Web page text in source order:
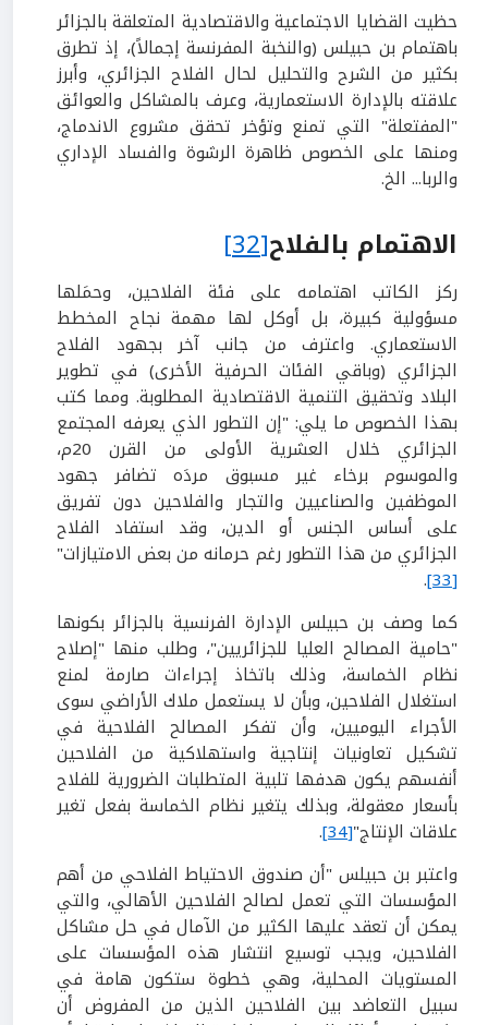
حظيت القضايا الاجتماعية والاقتصادية المتعلقة بالجزائر
باهتمام بن حبيلس (والنخبة المفرنسة إجمالاً)، إذ تطرق
بكثير من الشرح والتحليل لحال الفلاح الجزائري، وأبرز
علاقته بالإدارة الاستعمارية، وعرف بالمشاكل والعوائق
"المفتعلة" التي تمنع وتؤخر تحقق مشروع الاندماج،
ومنها على الخصوص ظاهرة الرشوة والفساد الإداري
والربا... الخ.
الاهتمام بالفلاح[32]
ركز الكاتب اهتمامه على فئة الفلاحين، وحمَلها
مسؤولية كبيرة، بل أوكل لها مهمة نجاح المخطط
الاستعماري. واعترف من جانب آخر بجهود الفلاح
الجزائري (وباقي الفئات الحرفية الأخرى) في تطوير
البلاد وتحقيق التنمية الاقتصادية المطلوبة. ومما كتب
بهذا الخصوص ما يلي: "إن التطور الذي يعرفه المجتمع
الجزائري خلال العشرية الأولى من القرن 20م،
والموسوم برخاء غير مسبوق مردَه تضافر جهود
الموظفين والصناعيين والتجار والفلاحين دون تفريق
على أساس الجنس أو الدين، وقد استفاد الفلاح
الجزائري من هذا التطور رغم حرمانه من بعض الامتيازات"
[33]
.
كما وصف بن حبيلس الإدارة الفرنسية بالجزائر بكونها
"حامية المصالح العليا للجزائريين"، وطلب منها "إصلاح
نظام الخماسة، وذلك باتخاذ إجراءات صارمة لمنع
استغلال الفلاحين، وبأن لا يستعمل ملاك الأراضي سوى
الأجراء اليوميين، وأن تفكر المصالح الفلاحية في
تشكيل تعاونيات إنتاجية واستهلاكية من الفلاحين
أنفسهم يكون هدفها تلبية المتطلبات الضرورية للفلاح
بأسعار معقولة، وبذلك يتغير نظام الخماسة بفعل تغير
علاقات الإنتاج"[34]
.
واعتبر بن حبيلس "أن صندوق الاحتياط الفلاحي من أهم
المؤسسات التي تعمل لصالح الفلاحين الأهالي، والتي
يمكن أن تعقد عليها الكثير من الآمال في حل مشاكل
الفلاحين، ويجب توسيع انتشار هذه المؤسسات على
المستويات المحلية، وهي خطوة ستكون هامة في
سبيل التعاضد بين الفلاحين الذين من المفروض أن